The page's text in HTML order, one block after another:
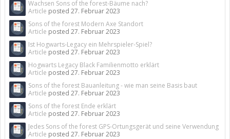
Wachsen Sons of the forest-Bäume nach?
Article posted 27. Februar 2023
Sons of the forest Modern Axe Standort
Article posted 27. Februar 2023
Ist Hogwarts-Legacy ein Mehrspieler-Spiel?
Article posted 27. Februar 2023
Hogwarts Legacy Black Familienmotto erklärt
Article posted 27. Februar 2023
Sons of the forest Bauanleitung - wie man seine Basis baut
Article posted 27. Februar 2023
Sons of the forest Ende erklärt
Article posted 27. Februar 2023
Jedes Sons of the forest GPS-Ortungsgerät und seine Verwendung
Article posted 27. Februar 2023